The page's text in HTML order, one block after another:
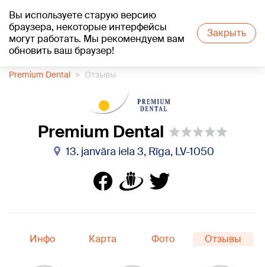
Вы используете старую версию
браузера, некоторые интерфейсы
могут работать. Мы рекомендуем вам
обновить ваш браузер!
Закрыть
+24°C
Premium Dental
Отзывы
Premium Dental
13. janvāra iela 3, Rīga, LV-1050
Инфо Карта Фото Отзывы